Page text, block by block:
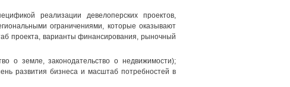
реализации девелоперских проектов,
ограничениями, которые оказывают
проекта, варианты финансирования, рыночный
о земле, законодательство о недвижимости);
развития бизнеса и масштаб потребностей в